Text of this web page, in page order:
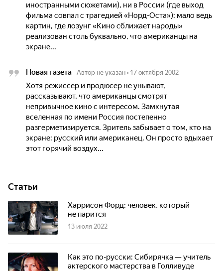
иностранными сюжетами), ни в России (где выход
фильма совпал с трагедией «Норд-Оста»): мало ведь
картин, где лозунг «Кино сближает народы»
реализован столь буквально, что американцы на
экране...
Новая газета Автор не указан • 17 октября 2002
Хотя режиссер и продюсер не унывают,
рассказывают, что американцы смотрят
непривычное кино с интересом. Замкнутая
вселенная по имени Россия постепенно
разгерметизируется. Зритель забывает о том, кто на
экране: русский или американец. Он просто вдыхает
этот горячий воздух...
Статьи
Харрисон Форд: человек, который
не парится
13 июля 2022
Как это по-русски: Сибирячка — учитель
актерского мастерства в Голливуде